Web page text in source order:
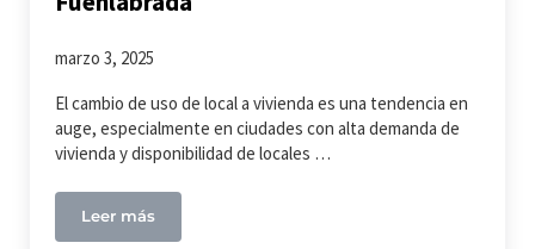
marzo 3, 2025
El cambio de uso de local a vivienda es una tendencia en
auge, especialmente en ciudades con alta demanda de
vivienda y disponibilidad de locales …
Leer másCambio de uso: de local a vivienda en Fuenlabrada